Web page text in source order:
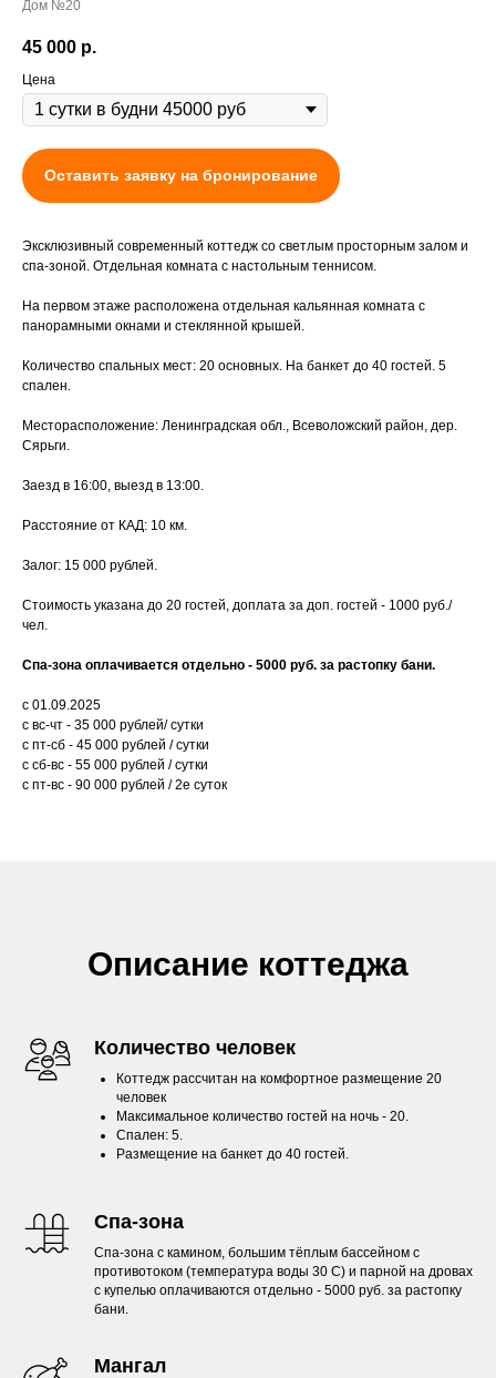
Дом №20
45 000 р.
Цена
Оставить заявку на бронирование
Эксклюзивный современный коттедж со светлым просторным залом и
спа-зоной. Отдельная комната с настольным теннисом.
На первом этаже расположена отдельная кальянная комната с
панорамными окнами и стеклянной крышей.
Количество спальных мест: 20 основных. На банкет до 40 гостей. 5
спален.
Месторасположение: Ленинградская обл., Всеволожский район, дер.
Сярьги.
Заезд в 16:00, выезд в 13:00.
Расстояние от КАД: 10 км.
Залог: 15 000 рублей.
Стоимость указана до 20 гостей, доплата за доп. гостей - 1000 руб./
чел.
Спа-зона оплачивается отдельно - 5000 руб. за растопку бани.
с 01.09.2025
с вс-чт - 35 000 рублей/ сутки
с пт-сб - 45 000 рублей / сутки
с сб-вс - 55 000 рублей / сутки
с пт-вс - 90 000 рублей / 2е суток
Описание коттеджа
Количество человек
Коттедж рассчитан на комфортное размещение 20
человек
Максимальное количество гостей на ночь - 20.
Спален: 5.
Размещение на банкет до 40 гостей.
Спа-зона
Спа-зона с камином, большим тёплым бассейном с
противотоком (температура воды 30 С) и парной на дровах
с купелью оплачиваются отдельно - 5000 руб. за растопку
бани.
Мангал